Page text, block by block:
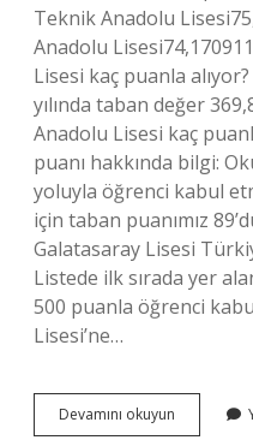
Teknik Anadolu
Anadolu
Lisesi kaç puanla
yılında taban değer
Anadolu Lisesi kaç
puanı hakkında bilgi:
yoluyla öğrenci kabul
için taban puanımız
Galatasaray Lisesi
Listede ilk sırada yer
500 puanla öğrenci
Lisesi’ne…
Devamını okuyun
Anadolu